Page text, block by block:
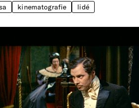
kinematografie lidé